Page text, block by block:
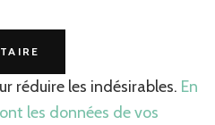
réduire les indésirables. En
les données de vos